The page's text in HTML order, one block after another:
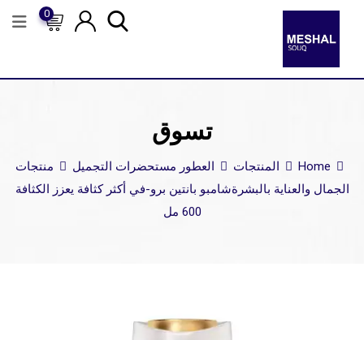
0
تسوق
Home المنتجات العطور مستحضرات التجميل
منتجات
الجمال والعناية بالبشرةشامبو بانتين برو-في أكثر كثافة يعزز الكثافة
600 مل